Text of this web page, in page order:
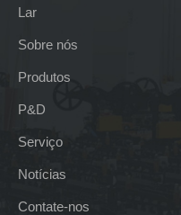
Lar
Sobre nós
Produtos
P&D
Serviço
Notícias
Contate-nos